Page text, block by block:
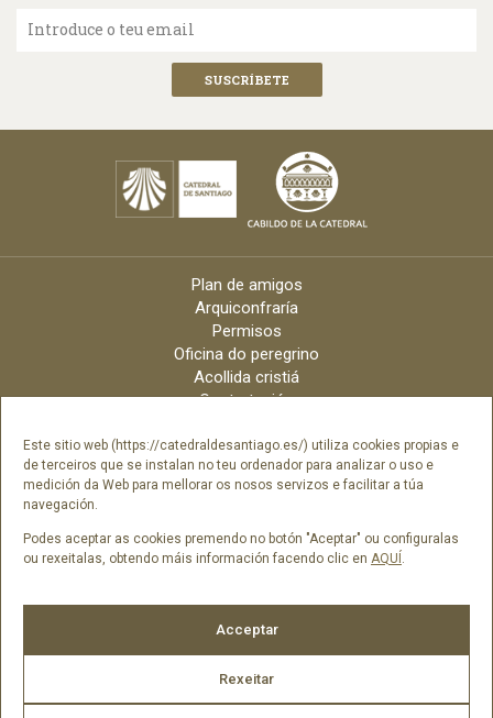
Este sitio web (https://catedraldesantiago.es/) utiliza cookies propias e
de terceiros que se instalan no teu ordenador para analizar o uso e
medición da Web para mellorar os nosos servizos e facilitar a túa
navegación.
Podes aceptar as cookies premendo no botón "Aceptar" ou configuralas
ou rexeitalas, obtendo máis información facendo clic en AQUÍ.
Acceptar
Rexeitar
Introduce o teu email
Plan de amigos
Arquiconfraría
Permisos
Oficina do peregrino
Acollida cristiá
Contratación
Arquidiócese
Créditos
Catálogo Dixital